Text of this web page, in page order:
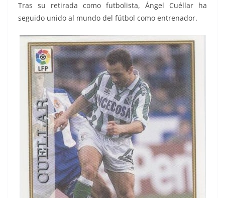
Tras su retirada como futbolista, Ángel Cuéllar ha
seguido unido al mundo del fútbol como entrenador.